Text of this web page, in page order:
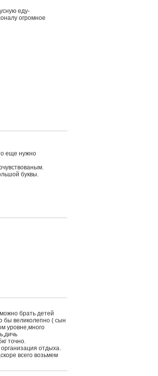
еду-
огромное
еще нужно
буквы.
брать детей
бы великолепно ( сын
уровне,много
точно.
отдыха.
всего возьмем